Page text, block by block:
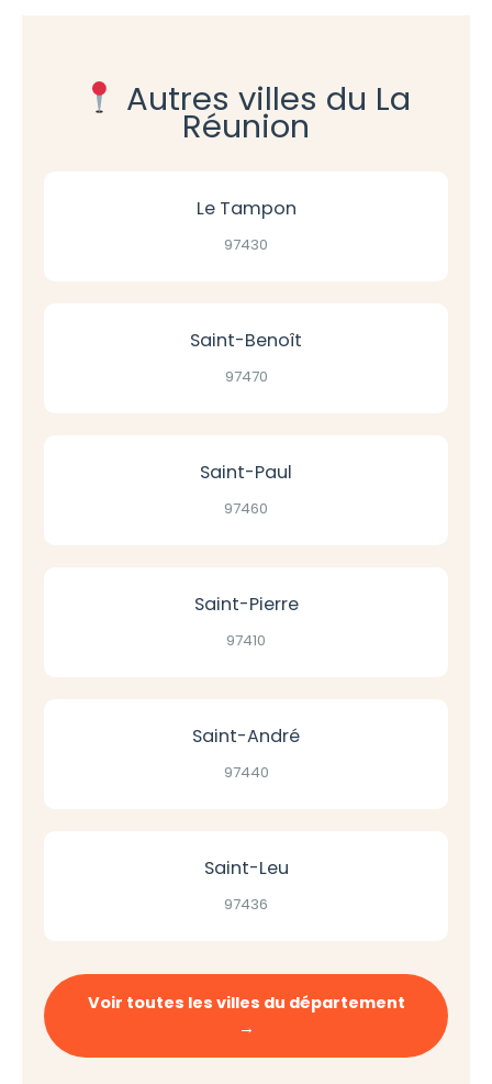
Autres villes du La
Réunion
Le Tampon
97430
Saint-Benoît
97470
Saint-Paul
97460
Saint-Pierre
97410
Saint-André
97440
Saint-Leu
97436
Voir toutes les villes du département
→